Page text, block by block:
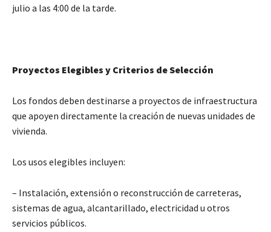
julio a las 4:00 de la tarde.
Proyectos Elegibles y Criterios de Selección
Los fondos deben destinarse a proyectos de infraestructura
que apoyen directamente la creación de nuevas unidades de
vivienda.
Los usos elegibles incluyen:
– Instalación, extensión o reconstrucción de carreteras,
sistemas de agua, alcantarillado, electricidad u otros
servicios públicos.